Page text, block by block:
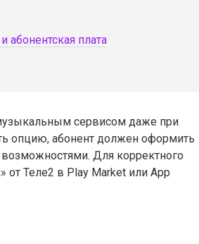
плата
сервисом даже при
опцию, абонент должен оформить
Для корректного
от Теле2 в Play Market или App